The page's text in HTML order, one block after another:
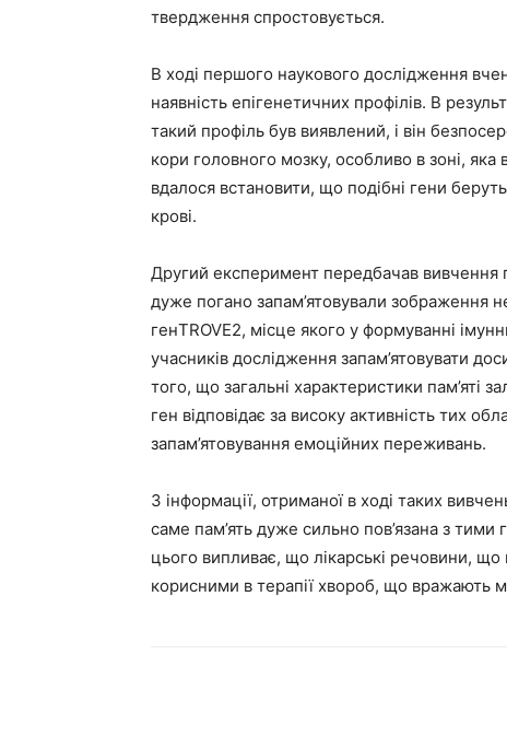
твердження спростовується.
В ході першого наукового дослідження
наявність епігенетичних профілів. В
такий профіль був виявлений, і він
кори головного мозку, особливо в зоні, яка
вдалося встановити, що подібні гени
крові.
Другий експеримент передбачав
дуже погано запам’ятовували зображення
генTROVE2, місце якого у формуванні
учасників дослідження запам’ятовувати
того, що загальні характеристики пам’яті
ген відповідає за високу активність тих
запам’ятовування емоційних переживань.
З інформації, отриманої в ході таких
саме пам’ять дуже сильно пов’язана з
цього випливає, що лікарські речовини,
корисними в терапії хвороб, що вражають